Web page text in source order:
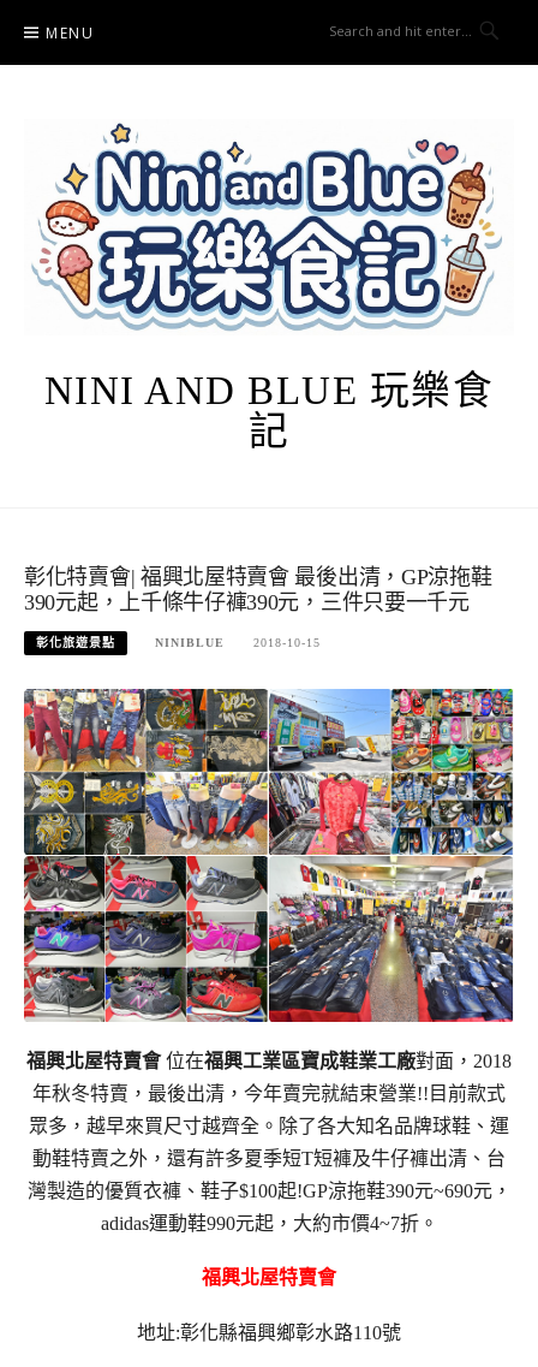
content
MENU
NINI AND BLUE 玩樂食
記
彰化特賣會| 福興北屋特賣會 最後出清，GP涼拖鞋
390元起，上千條牛仔褲390元，三件只要一千元
彰化旅遊景點 NINIBLUE 2018-10-15
福興北屋特賣會位在福興工業區寶成鞋業工廠對面，2018
年秋冬特賣，最後出清，今年賣完就結束營業!!目前款式
眾多，越早來買尺寸越齊全。除了各大知名品牌球鞋、運
動鞋特賣之外，還有許多夏季短T短褲及牛仔褲出清、台
灣製造的優質衣褲、鞋子$100起!GP涼拖鞋390元~690元，
adidas運動鞋990元起，大約市價4~7折。
福興北屋特賣會
地址:彰化縣福興鄉彰水路110號